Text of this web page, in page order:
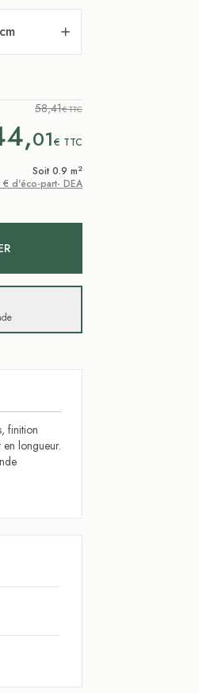
cm
58,41€ TTC
01€ TTC
Soit 0.9 m2
d'éco-part- DEA
finition
longueur.